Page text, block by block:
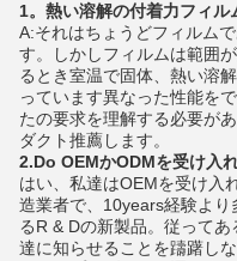
1。熱い溶解の付着力フィル
A:それはちょうどフィルム
す。しかしフィルムは範囲
るとき室温で固体、熱い溶
っています異なった性能を
たの要求を理解する必要が
ダクト推薦します。
2.Do OEMかODMを受け入れ
はい、私達はOEMを受け入
造業者で、10years経験より
るR & Dの新製品。従って
達に知らせることを躊躇しな